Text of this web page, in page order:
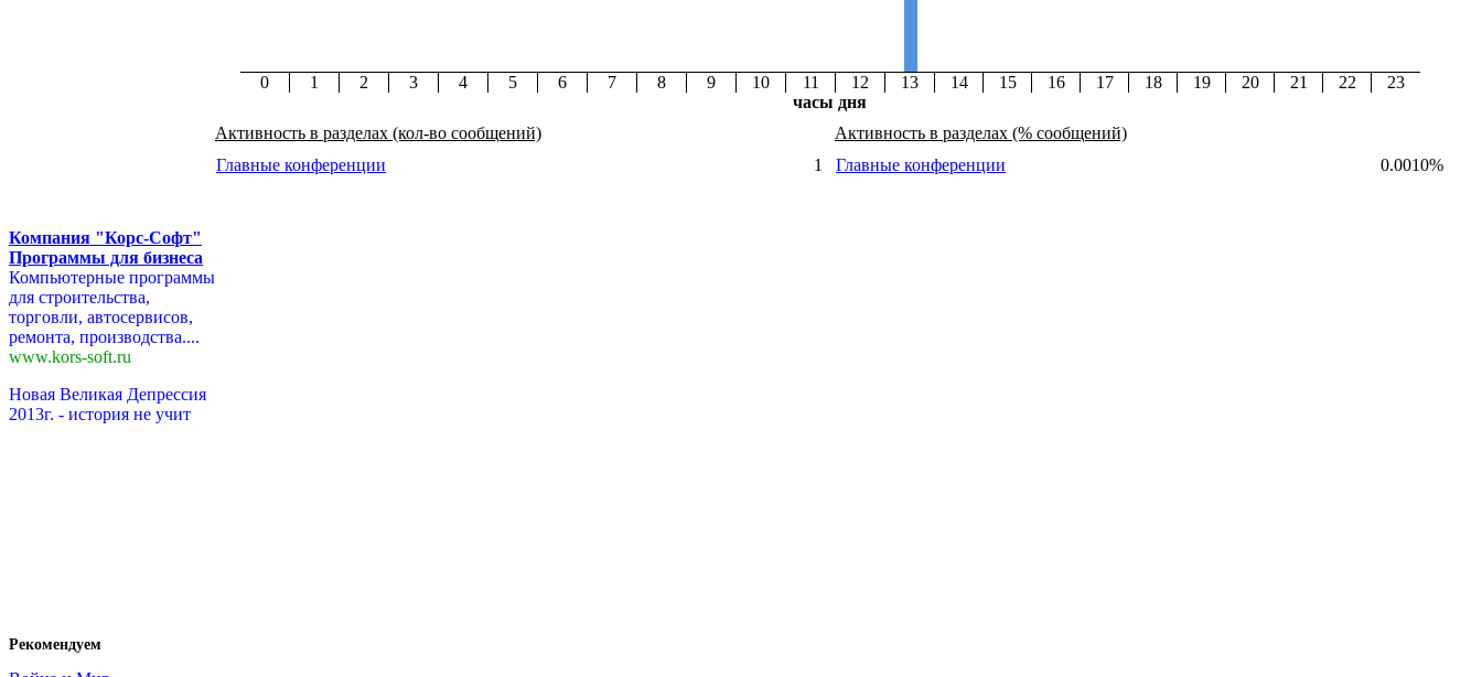
0 1 2 3 4 5 6 7 8 9 10 11 12 13 14 15 16 17 18 19 20 21 22
23
часы дня
Активность в разделах (кол-во сообщений)
Активность в разделах (% сообщений)
Главные конференции
1 Главные конференции 0.0010%
Компания "Корс-Софт"
Программы для бизнеса
Компьютерные программы
для строительства,
торговли, автосервисов,
ремонта, производства....
www.kors-soft.ru
Новая Великая Депрессия
2013г. - история не учит
Рекомендуем